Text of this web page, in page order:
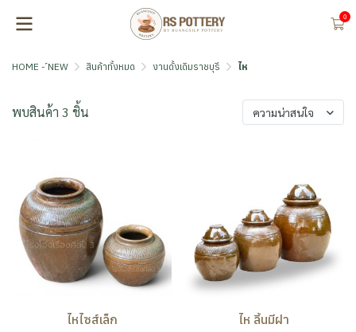
0
HOME - ์NEW สินค้าทั้งหมด งานดั้งเดิมราชบุรี ไห
พบสินค้า 3 ชิ้น ความน่าสนใจ
ไหไซส์เล็ก
ไห ลิ้นมีฝา